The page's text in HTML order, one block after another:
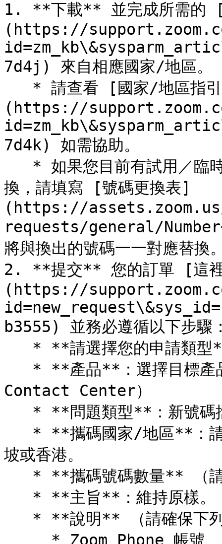
1. **下載** 並完成所需的 [
(https://
7d4j) 來自相應國家/地區。
(https://
7d4k) 如需協助。
換，請填寫 [號碼更換表]
(https://
requests/general/
將與換出的號碼一一對應替換
2. **提交** 您的訂單 [這
(https://
b3555) 並務必遵循以下步驟
Contact Center）
坡或香港。